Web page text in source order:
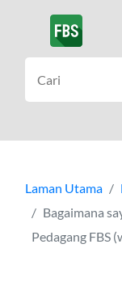
Laman Utama
Bagaimana
Pedagang FBS